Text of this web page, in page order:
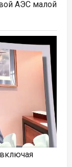
АЭС малой